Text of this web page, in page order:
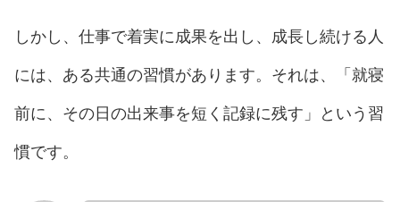
しかし、仕事で着実に成果を出し、成長し続ける人
には、ある共通の習慣があります。それは、「就寝
前に、その日の出来事を短く記録に残す」という習
慣です。